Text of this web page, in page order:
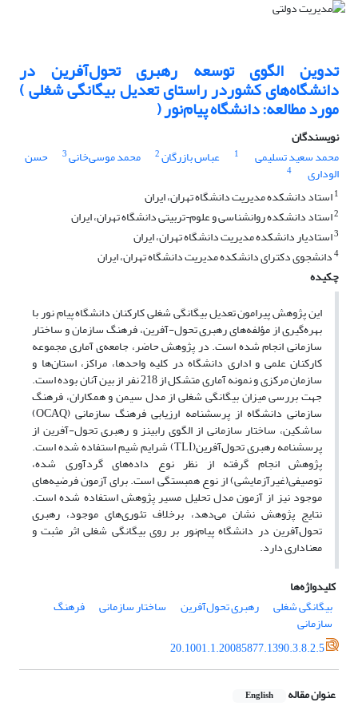
تدوین الگوی توسعه رهبری تحول‌آفرین در
دانشگاه‌های کشوردر راستای تعدیل بیگانگی شغلی )
مورد مطالعه: دانشگاه پیام‌نور (
نویسندگان
محمد سعید تسلیمی
1 عباس بازرگان2 محمد موسی‌خانی3 حسن
الوداری
4
1استاد دانشکده مدیریت دانشگاه تهران، ایران
2استاد دانشکده روانشناسی و علوم¬تربیتی دانشگاه تهران، ایران
3استادیار دانشکده مدیریت دانشگاه تهران، ایران
4دانشجوی دکترای دانشکده مدیریت دانشگاه تهران، ایران
چکیده
این پژوهش پیرامون تعدیل بیگانگی شغلی کارکنان دانشگاه پیام نور با
بهره‌گیری از مؤلفه‌های رهبری تحول-آفرین، فرهنگ سازمان و ساختار
سازمانی انجام شده است. در پژوهش حاضر، جامعه‌ی آماری مجموعه
کارکنان علمی و اداری دانشگاه در کلیه واحدها، مراکز، استان‌ها و
سازمان مرکزی و نمونه آماری متشکل از 218 نفر از بین آنان بوده است.
جهت بررسی میزان بیگانگی شغلی از مدل سیمن و همکاران، فرهنگ
سازمانی دانشگاه از پرسشنامه ارزیابی فرهنگ سازمانی (OCAQ)
ساشکین، ساختار سازمانی از الگوی رابینز و رهبری تحول-آفرین از
پرسشنامه رهبری تحول‌آفرین(TLI) شرایم شیم استفاده شده است.
پژوهش انجام گرفته از نظر نوع داده‌های گردآوری شده،
توصیفی(غیرآزمایشی) از نوع همبستگی است. برای آزمون فرضیه‌های
موجود نیز از آزمون مدل تحلیل مسیر پژوهش استفاده شده است.
نتایج پژوهش نشان می‌دهد، برخلاف تئوری‌های موجود، رهبری
تحول‌آفرین در دانشگاه پیام‌نور بر روی بیگانگی شغلی اثر مثبت و
معناداری دارد.
کلیدواژه‌ها
بیگانگی شغلی
رهبری تحول‌آفرین ساختار سازمانی فرهنگ
سازمانی
20.1001.1.20085877.1390.3.8.2.5
عنوان مقاله English